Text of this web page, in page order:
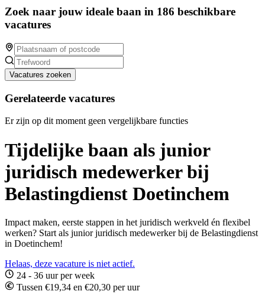
Zoek naar jouw ideale baan in 186 beschikbare
vacatures
Vacatures zoeken
Gerelateerde vacatures
Er zijn op dit moment geen vergelijkbare functies
Tijdelijke baan als junior
juridisch medewerker bij
Belastingdienst Doetinchem
Impact maken, eerste stappen in het juridisch werkveld én flexibel
werken? Start als junior juridisch medewerker bij de Belastingdienst
in Doetinchem!
Helaas, deze vacature is niet actief.
24 - 36 uur per week
Tussen €19,34 en €20,30 per uur